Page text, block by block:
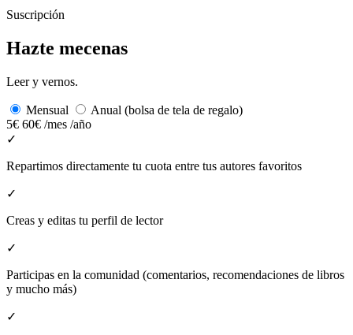
Suscripción
Hazte mecenas
Leer y vernos.
Mensual
Anual (bolsa de tela de regalo)
5€ 60€ /mes /año
✓
Repartimos directamente tu cuota entre tus autores favoritos
✓
Creas y editas tu perfil de lector
✓
Participas en la comunidad (comentarios, recomendaciones de libros
y mucho más)
✓